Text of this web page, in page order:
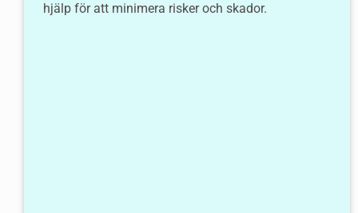
hjälp för att minimera risker och skador.